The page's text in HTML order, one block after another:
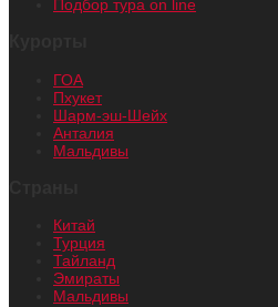
Подбор тура on line
ГОА
Пхукет
Шарм-эш-Шейх
Анталия
Мальдивы
Китай
Турция
Тайланд
Эмираты
Мальдивы